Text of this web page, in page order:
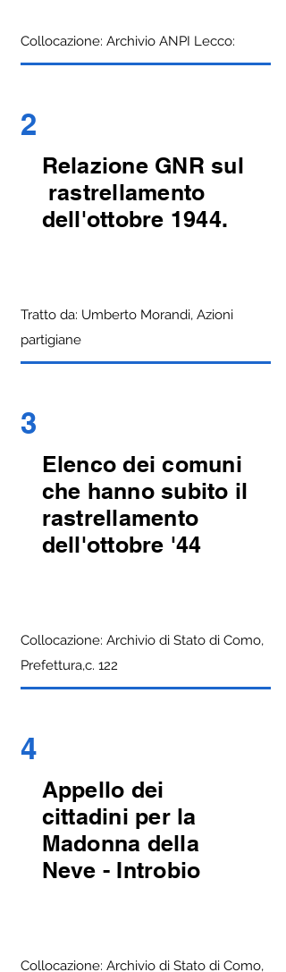
Collocazione: Archivio ANPI Lecco:
2
Relazione GNR sul
rastrellamento
dell'ottobre 1944.
Tratto da: Umberto Morandi, Azioni
partigiane
3
Elenco dei comuni
che hanno subito il
rastrellamento
dell'ottobre '44
Collocazione: Archivio di Stato di Como,
Prefettura,c. 122
4
Appello dei
cittadini per la
Madonna della
Neve - Introbio
Collocazione: Archivio di Stato di Como,